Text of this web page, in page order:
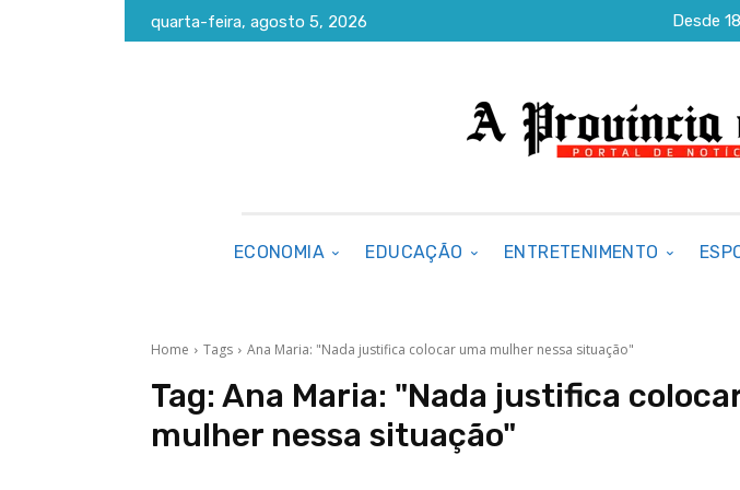
quarta-feira, agosto 5, 2026 Desde
ECONOMIA EDUCAÇÃO ENTRETENIMENTO
Home Tags Ana Maria: "Nada justifica colocar uma mulher nessa situação"
Tag: Ana Maria: "Nada justifica
mulher nessa situação"